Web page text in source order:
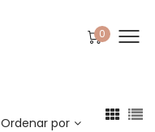
0
Ordenar por